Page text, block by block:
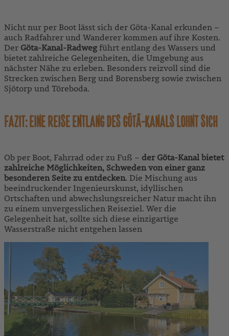
Nicht nur per Boot lässt sich der Göta-Kanal erkunden –
auch Radfahrer und Wanderer kommen auf ihre Kosten.
Der Göta-Kanal-Radwegführt entlang des Wassers und
bietet zahlreiche Gelegenheiten, die Umgebung aus
nächster Nähe zu erleben. Besonders reizvoll sind die
Strecken zwischen Berg und Borensberg sowie zwischen
Sjötorp und Töreboda.
FAZIT: EINE REISE ENTLANG DES GÖTÄ-KANALS LOHNT SICH
Ob per Boot, Fahrrad oder zu Fuß – der Göta-Kanal bietet
zahlreiche Möglichkeiten, Schweden von einer ganz
besonderen Seite zu entdecken. Die Mischung aus
beeindruckender Ingenieurskunst, idyllischen
Ortschaften und abwechslungsreicher Natur macht ihn
zu einem unvergesslichen Reiseziel. Wer die
Gelegenheit hat, sollte sich diese einzigartige
Wasserstraße nicht entgehen lassen